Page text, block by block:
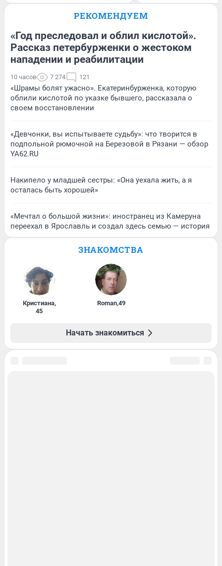
РЕКОМЕНДУЕМ
«Год преследовал и облил кислотой».
Рассказ петербурженки о жестоком
нападении и реабилитации
10 часов 7 274 121
«Шрамы болят ужасно». Екатеринбурженка, которую
облили кислотой по указке бывшего, рассказала о
своем восстановлении
«Девчонки, вы испытываете судьбу»: что творится в
подпольной рюмочной на Березовой в Рязани — обзор
YA62.RU
Накипело у младшей сестры: «Она уехала жить, а я
осталась быть хорошей»
«Мечтал о большой жизни»: иностранец из Камеруна
переехал в Ярославль и создал здесь семью — история
ЗНАКОМСТВА
Кристиана,
45
Roman,49
Начать знакомиться